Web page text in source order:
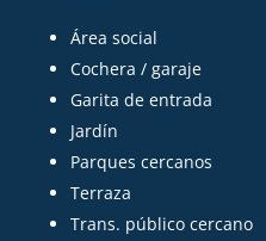
Área social
Cochera / garaje
Garita de entrada
Jardín
Parques cercanos
Terraza
Trans. público cercano